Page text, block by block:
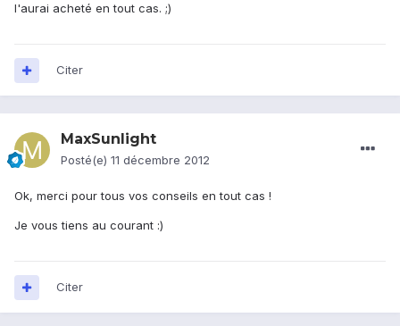
l'aurai acheté en tout cas. ;)
Citer
MaxSunlight
Posté(e) 11 décembre 2012
Ok, merci pour tous vos conseils en tout cas !
Je vous tiens au courant :)
Citer